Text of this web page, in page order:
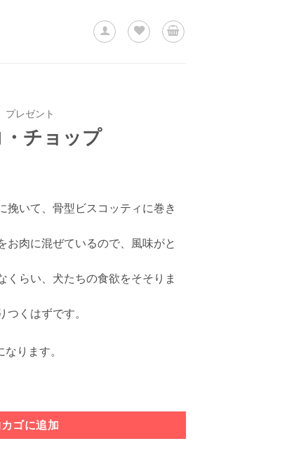
プレゼント
チョップ
挽いて、骨型ビスコッティに巻き
お肉に混ぜているので、風味がと
くらい、犬たちの食欲をそそりま
つくはずです。
ります。
ゴに追加